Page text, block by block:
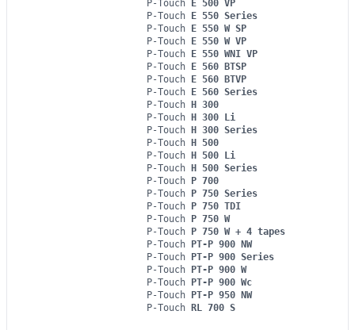
P-Touch E 500 VP
P-Touch E 550 Series
P-Touch E 550 W SP
P-Touch E 550 W VP
P-Touch E 550 WNI VP
P-Touch E 560 BTSP
P-Touch E 560 BTVP
P-Touch E 560 Series
P-Touch H 300
P-Touch H 300 Li
P-Touch H 300 Series
P-Touch H 500
P-Touch H 500 Li
P-Touch H 500 Series
P-Touch P 700
P-Touch P 750 Series
P-Touch P 750 TDI
P-Touch P 750 W
P-Touch P 750 W + 4 tapes
P-Touch PT-P 900 NW
P-Touch PT-P 900 Series
P-Touch PT-P 900 W
P-Touch PT-P 900 Wc
P-Touch PT-P 950 NW
P-Touch RL 700 S